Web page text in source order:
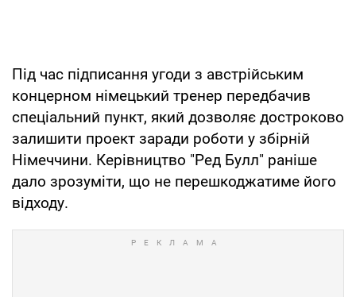
Під час підписання угоди з австрійським
концерном німецький тренер передбачив
спеціальний пункт, який дозволяє достроково
залишити проект заради роботи у збірній
Німеччини. Керівництво "Ред Булл" раніше
дало зрозуміти, що не перешкоджатиме його
відходу.